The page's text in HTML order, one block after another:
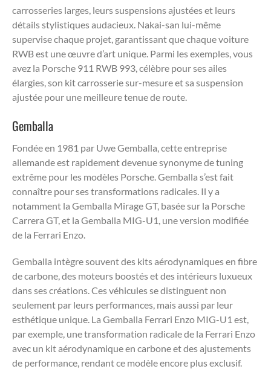
carrosseries larges, leurs suspensions ajustées et leurs
détails stylistiques audacieux. Nakai-san lui-même
supervise chaque projet, garantissant que chaque voiture
RWB est une œuvre d’art unique. Parmi les exemples, vous
avez la Porsche 911 RWB 993, célèbre pour ses ailes
élargies, son kit carrosserie sur-mesure et sa suspension
ajustée pour une meilleure tenue de route.
Gemballa
Fondée en 1981 par Uwe Gemballa, cette entreprise
allemande est rapidement devenue synonyme de tuning
extrême pour les modèles Porsche. Gemballa s’est fait
connaître pour ses transformations radicales. Il y a
notamment la Gemballa Mirage GT, basée sur la Porsche
Carrera GT, et la Gemballa MIG-U1, une version modifiée
de la Ferrari Enzo.
Gemballa intègre souvent des kits aérodynamiques en fibre
de carbone, des moteurs boostés et des intérieurs luxueux
dans ses créations. Ces véhicules se distinguent non
seulement par leurs performances, mais aussi par leur
esthétique unique. La Gemballa Ferrari Enzo MIG-U1 est,
par exemple, une transformation radicale de la Ferrari Enzo
avec un kit aérodynamique en carbone et des ajustements
de performance, rendant ce modèle encore plus exclusif.